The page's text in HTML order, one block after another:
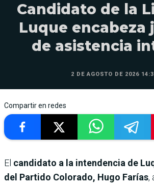
Candidato de la
Luque encabeza
de asistencia
2 DE AGOSTO DE 2026
Compartir en redes
El candidato a la intendencia de
del Partido Colorado, Hugo Farías,